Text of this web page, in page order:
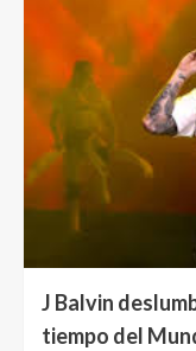
J Balvin
tiempo del